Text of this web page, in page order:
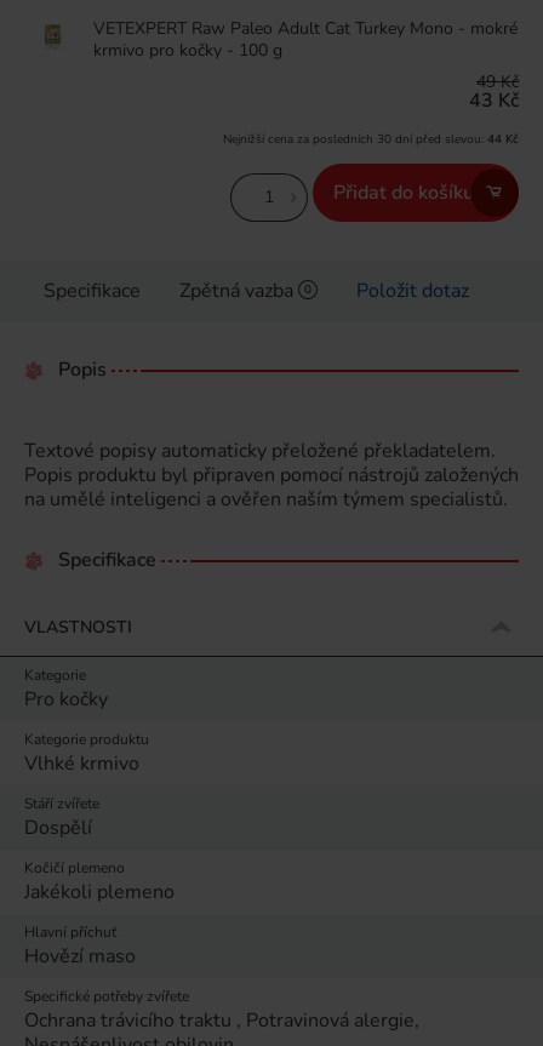
VETEXPERT Raw Paleo Adult Cat Turkey Mono - mokré
krmivo pro kočky - 100 g
49 Kč
43 Kč
Nejnižší cena za posledních 30 dní před slevou: 44 Kč
Přidat do košíku
Specifikace Zpětná vazba 0 Položit dotaz
Popis
Textové popisy automaticky přeložené překladatelem.
Popis produktu byl připraven pomocí nástrojů založených
na umělé inteligenci a ověřen naším týmem specialistů.
Specifikace
VLASTNOSTI
Kategorie
Pro kočky
Kategorie produktu
Vlhké krmivo
Stáří zvířete
Dospělí
Kočičí plemeno
Jakékoli plemeno
Hlavní příchuť
Hovězí maso
Specifické potřeby zvířete
Ochrana trávicího traktu , Potravinová alergie,